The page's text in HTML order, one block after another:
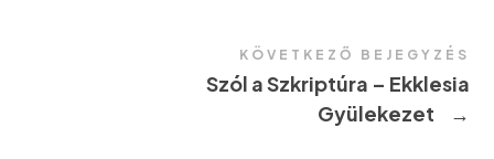
KÖVETKEZŐ BEJEGYZÉS
Szól a Szkriptúra – Ekklesia
Gyülekezet
→